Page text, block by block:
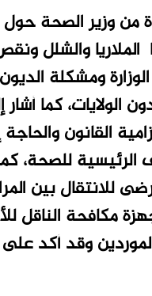
وزير الصحة حول
والشلل
كما
القانون
الرئيسية للصحة،
بين
مكافحة الناقل
وقد أكد